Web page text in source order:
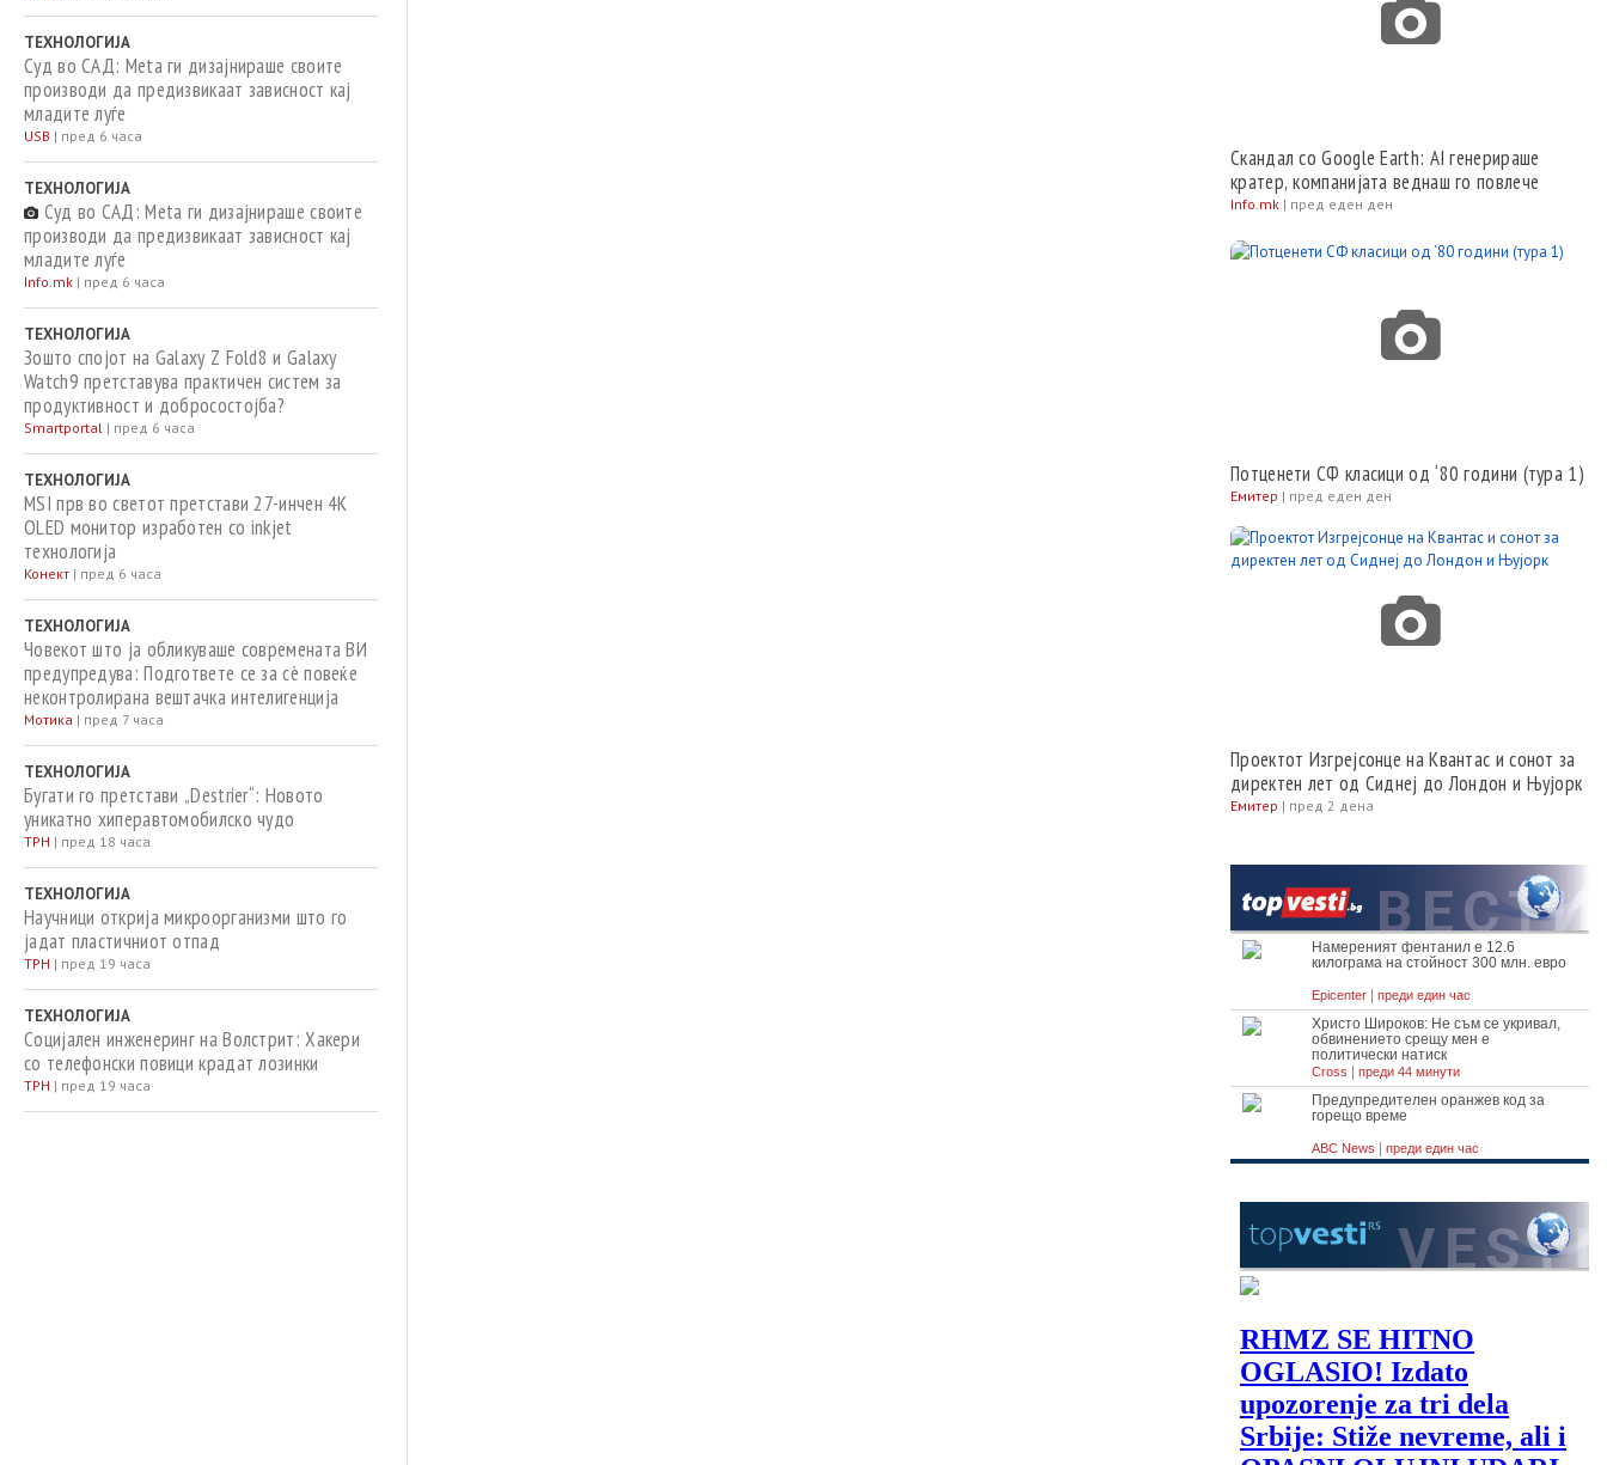
ТЕХНОЛОГИЈА
Суд во САД: Meta ги дизајнираше своите
производи да предизвикаат зависност кај
младите луѓе
USB | пред 6 часа
ТЕХНОЛОГИЈА
Суд во САД: Meta ги дизајнираше своите
производи да предизвикаат зависност кај
младите луѓе
Info.mk | пред 6 часа
ТЕХНОЛОГИЈА
Зошто спојот на Galaxy Z Fold8 и Galaxy
Watch9 претставува практичен систем за
продуктивност и добросостојба?
Smartportal | пред 6 часа
ТЕХНОЛОГИЈА
MSI прв во светот претстави 27-инчен 4K
OLED монитор изработен со inkjet
технологија
Конект | пред 6 часа
ТЕХНОЛОГИЈА
Човекот што ја обликуваше современата ВИ
предупредува: Подгответе се за сè повеќе
неконтролирана вештачка интелигенција
Мотика | пред 7 часа
ТЕХНОЛОГИЈА
Бугати го претстави „Destrier“: Новото
уникатно хиперавтомобилско чудо
ТРН | пред 18 часа
ТЕХНОЛОГИЈА
Научници открија микроорганизми што го
јадат пластичниот отпад
ТРН | пред 19 часа
ТЕХНОЛОГИЈА
Социјален инженеринг на Волстрит: Хакери
со телефонски повици крадат лозинки
ТРН | пред 19 часа
Скандал со Google Earth: AI генерираше
кратер, компанијата веднаш го повлече
Info.mk | пред еден ден
Потценети СФ класици од ‘80 години (тура 1)
Емитер | пред еден ден
Проектот Изгрејсонце на Квантас и сонот за
директен лет од Сиднеј до Лондон и Њуjорк
Емитер | пред 2 дена